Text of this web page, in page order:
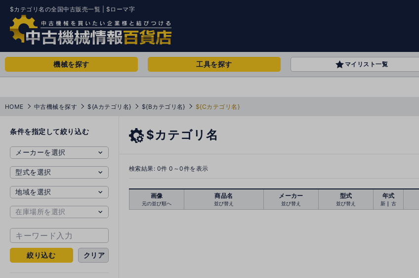
$カテゴリ名の全国中古販売一覧 | $ローマ字
機械を探す 工具を探す マイリスト一覧
HOME 中古機械を探す ${Aカテゴリ名} ${Bカテゴリ名} ${Cカテゴリ名}
条件を指定して絞り込む
絞り込む クリア
$カテゴリ名
検索結果: 0件 0～0件を表示
画像
元の並び順へ
商品名
並び替え
メーカー
並び替え
型式
並び替え
年式
新｜古